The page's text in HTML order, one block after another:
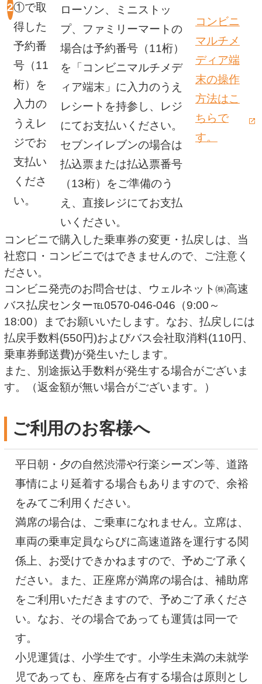
①で取
得した
予約番
号（11
桁）を
入力の
うえレ
ジでお
支払い
くださ
い。
ローソン、ミニストッ
プ、ファミリーマートの
場合は予約番号（11桁）
を「コンビニマルチメデ
ィア端末」に入力のうえ
レシートを持参し、レジ
にてお支払いください。
セブンイレブンの場合は
払込票または払込票番号
（13桁）をご準備のう
え、直接レジにてお支払
いください。
コンビニ
マルチメ
ディア端
末の操作
方法はこ
ちらで
す。
コンビニで購入した乗車券の変更・払戻しは、当
社窓口・コンビニではできませんので、ご注意く
ださい。
コンビニ発売のお問合せは、ウェルネット㈱高速
バス払戻センター℡0570-046-046（9:00～
18:00）までお願いいたします。なお、払戻しには
払戻手数料(550円)およびバス会社取消料(110円、
乗車券郵送費)が発生いたします。
また、別途振込手数料が発生する場合がございま
す。（返金額が無い場合がございます。）
ご利用のお客様へ
平日朝・夕の自然渋滞や行楽シーズン等、道路
事情により延着する場合もありますので、余裕
をみてご利用ください。
満席の場合は、ご乗車になれません。立席は、
車両の乗車定員ならびに高速道路を運行する関
係上、お受けできかねますので、予めご了承く
ださい。また、正座席が満席の場合は、補助席
をご利用いただきますので、予めご了承くださ
い。なお、その場合であっても運賃は同一で
す。
小児運賃は、小学生です。小学生未満の未就学
児であっても、座席を占有する場合は原則とし